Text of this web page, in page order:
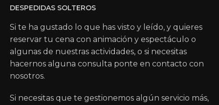
DESPEDIDAS SOLTEROS
Si te ha gustado lo que has visto y leído, y quieres
reservar tu cena con animación y espectáculo o
algunas de nuestras actividades, o si necesitas
hacernos alguna consulta ponte en contacto con
nosotros.
Si necesitas que te gestionemos algún servicio más,